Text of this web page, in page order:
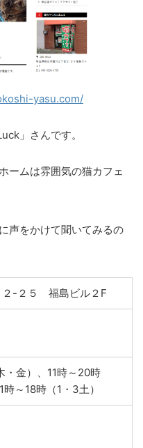
yasu.com/
」さんです。
ームは雰囲気の猫カフェ
声をかけて聞いてみるの
２-２５ 福島ビル２F
・金）、11時～20時
～18時（1・3土）